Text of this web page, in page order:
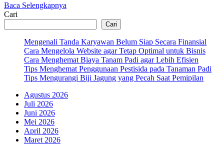
Baca Selengkapnya
Cari
Cari
Mengenali Tanda Karyawan Belum Siap Secara Finansial
Cara Mengelola Website agar Tetap Optimal untuk Bisnis
Cara Menghemat Biaya Tanam Padi agar Lebih Efisien
Tips Menghemat Penggunaan Pestisida pada Tanaman Padi
Tips Mengurangi Biji Jagung yang Pecah Saat Pemipilan
Agustus 2026
Juli 2026
Juni 2026
Mei 2026
April 2026
Maret 2026